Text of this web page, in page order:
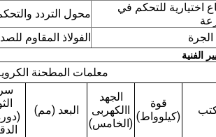
اختيارية للتحكم في
محول التردد
الجرة
الفولاذ المقاوم
الفنية
معلمات المطحنة
قوة
(كيلوواط)
الجهد
االكهربى
(الخامس)
البعد (مم)